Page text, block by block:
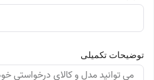
توضیحات تکمیلی